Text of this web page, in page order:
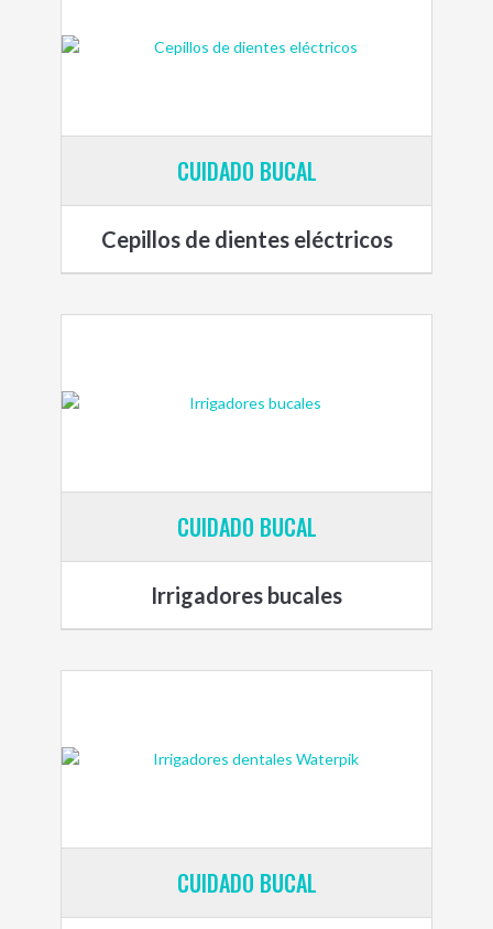
CUIDADO BUCAL
Cepillos de dientes eléctricos
CUIDADO BUCAL
Irrigadores bucales
CUIDADO BUCAL